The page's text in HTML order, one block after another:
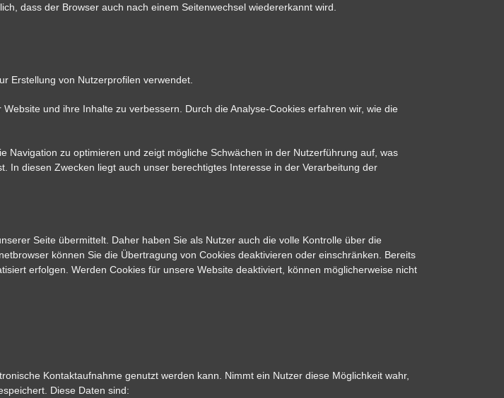
dass der Browser auch nach einem Seitenwechsel wiedererkannt wird.
Erstellung von Nutzerprofilen verwendet.
und ihre Inhalte zu verbessern. Durch die Analyse-Cookies erfahren wir, wie die
zu optimieren und zeigt mögliche Schwächen in der Nutzerführung auf, was
In diesen Zwecken liegt auch unser berechtigtes Interesse in der Verarbeitung der
Seite übermittelt. Daher haben Sie als Nutzer auch die volle Kontrolle über die
können Sie die Übertragung von Cookies deaktivieren oder einschränken. Bereits
erfolgen. Werden Cookies für unsere Website deaktiviert, können möglicherweise nicht
Kontaktaufnahme genutzt werden kann. Nimmt ein Nutzer diese Möglichkeit wahr,
Diese Daten sind: